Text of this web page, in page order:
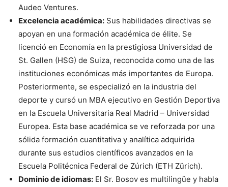
Audeo Ventures.
Excelencia académica: Sus habilidades directivas se
apoyan en una formación académica de élite. Se
licenció en Economía en la prestigiosa Universidad de
St. Gallen (HSG) de Suiza, reconocida como una de las
instituciones económicas más importantes de Europa.
Posteriormente, se especializó en la industria del
deporte y cursó un MBA ejecutivo en Gestión Deportiva
en la Escuela Universitaria Real Madrid – Universidad
Europea. Esta base académica se ve reforzada por una
sólida formación cuantitativa y analítica adquirida
durante sus estudios científicos avanzados en la
Escuela Politécnica Federal de Zúrich (ETH Zürich).
Dominio de idiomas: El Sr. Bosov es multilingüe y habla